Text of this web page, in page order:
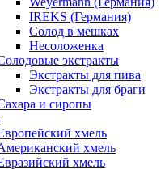
IREKS (Германия)
Солод в мешках
Несоложенка
экстракты
Экстракты для пива
Экстракты для браги
и сиропы
хмель
хмель
хмель